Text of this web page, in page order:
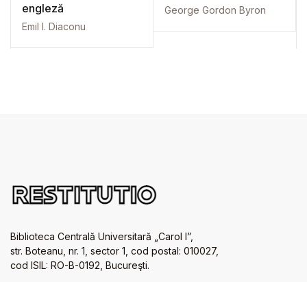
engleză
Emil I. Diaconu
George Gordon Byron
Biblioteca Centrală Universitară „Carol I”,
str. Boteanu, nr. 1, sector 1, cod postal: 010027,
cod ISIL: RO-B-0192, Bucureşti.